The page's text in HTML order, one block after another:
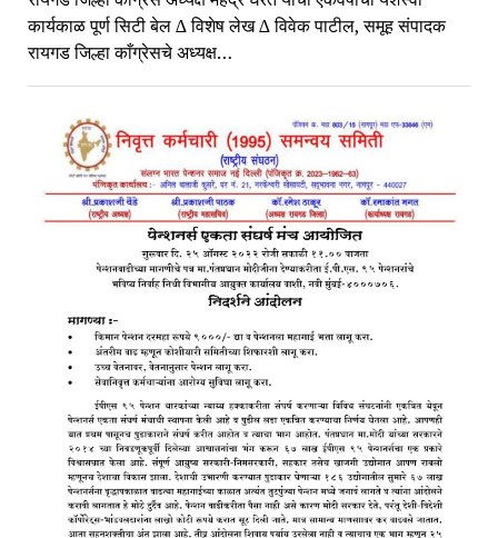
कार्यकाळ पूर्ण सिटी बेल ∆ विशेष लेख ∆ विवेक पाटील, समूह संपादक
रायगड जिल्हा काँग्रेसचे अध्यक्ष…